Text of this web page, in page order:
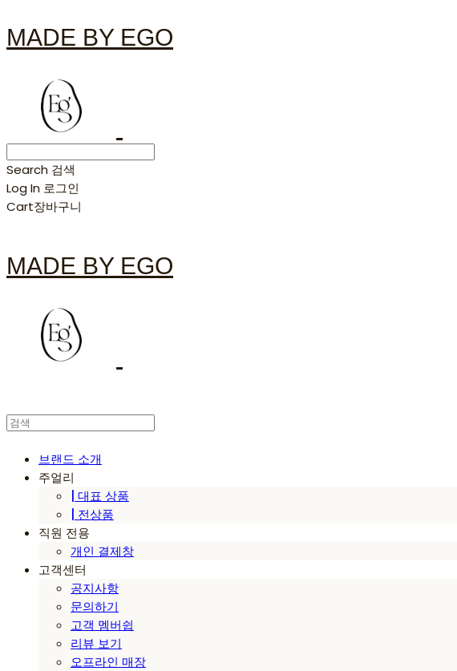
MADE BY EGO
Search 검색
Log In 로그인
Cart장바구니
MADE BY EGO
브랜드 소개
주얼리
| 대표 상품
| 전상품
직원 전용
개인 결제창
고객센터
공지사항
문의하기
고객 멤버쉽
리뷰 보기
오프라인 매장